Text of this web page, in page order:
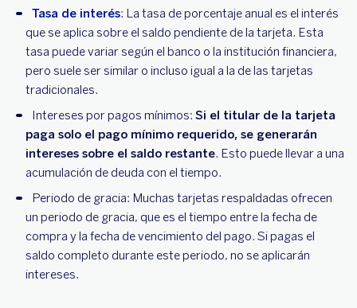
Tasa de interés: La tasa de porcentaje anual es el interés
que se aplica sobre el saldo pendiente de la tarjeta. Esta
tasa puede variar según el banco o la institución financiera,
pero suele ser similar o incluso igual a la de las tarjetas
tradicionales.
Intereses por pagos mínimos: Si el titular de la tarjeta
paga solo el pago mínimo requerido, se generarán
intereses sobre el saldo restante. Esto puede llevar a una
acumulación de deuda con el tiempo.
Periodo de gracia: Muchas tarjetas respaldadas ofrecen
un periodo de gracia, que es el tiempo entre la fecha de
compra y la fecha de vencimiento del pago. Si pagas el
saldo completo durante este periodo, no se aplicarán
intereses.